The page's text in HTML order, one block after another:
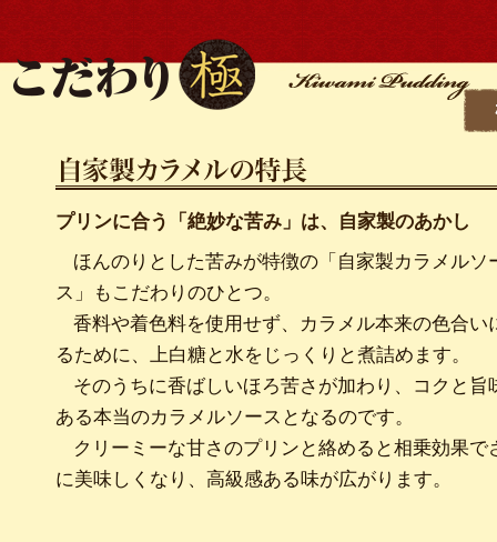
プリンに合う「絶妙な苦み」は、自家製のあかし
ほんのりとした苦みが特徴の「自家製カラメルソ
ス」もこだわりのひとつ。
香料や着色料を使用せず、カラメル本来の色合い
るために、上白糖と水をじっくりと煮詰めます。
そのうちに香ばしいほろ苦さが加わり、コクと旨
ある本当のカラメルソースとなるのです。
クリーミーな甘さのプリンと絡めると相乗効果で
に美味しくなり、高級感ある味が広がります。